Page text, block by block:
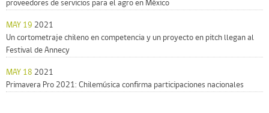
proveedores de servicios para el agro en México
MAY 19 2021
Un cortometraje chileno en competencia y un proyecto en pitch llegan al
Festival de Annecy
MAY 18 2021
Primavera Pro 2021: Chilemúsica confirma participaciones nacionales